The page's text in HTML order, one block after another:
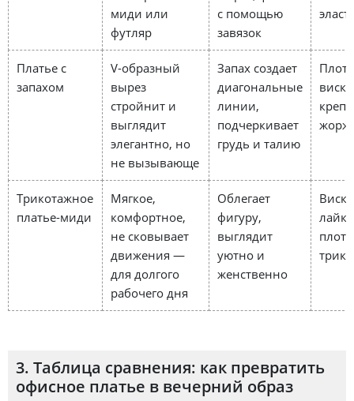
миди или
футляр
с помощью
завязок
Платье с
запахом
V-образный
вырез
стройнит и
выглядит
элегантно, но
не вызывающе
Запах создает
диагональные
линии,
подчеркивает
грудь и талию
креп-
Трикотажное
платье-миди
Мягкое,
комфортное,
не сковывает
движения —
для долгого
рабочего дня
Облегает
фигуру,
выглядит
уютно и
женственно
3. Таблица сравнения: как превратить
офисное платье в вечерний образ